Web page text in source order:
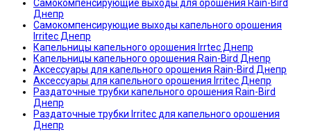
Самокомпенсирующие выходы для орошения Rain-Bird
Днепр
Самокомпенсирующие выходы капельного орошения
Irritec Днепр
Капельницы капельного орошения Irrtec Днепр
Капельницы капельного орошения Rain-Bird Днепр
Аксессуары для капельного орошения Rain-Bird Днепр
Аксессуары для капельного орошения Irritec Днепр
Раздаточные трубки капельного орошения Rain-Bird
Днепр
Раздаточные трубки Irritec для капельного орошения
Днепр